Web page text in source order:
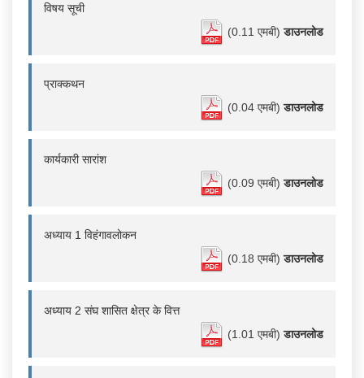
विषय सूची
(0.11 एमबी)डाउनलोड
प्राक्कथन
(0.04 एमबी)डाउनलोड
कार्यकारी सारांश
(0.09 एमबी)डाउनलोड
अध्याय 1 विहंगावलोकन
(0.18 एमबी)डाउनलोड
अध्याय 2 संघ शासित क्षेत्र के वित्त
(1.01 एमबी)डाउनलोड